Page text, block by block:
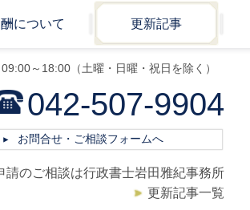
について 更新記事
09:00～18:00（土曜・日曜・祝日を除く）
042-507-9904
お問合せ・ご相談フォームへ
のご相談は行政書士岩田雅紀事務所
更新記事一覧